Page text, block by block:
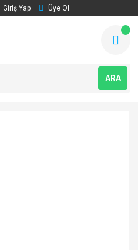
Giriş Yap Üye Ol
ARA